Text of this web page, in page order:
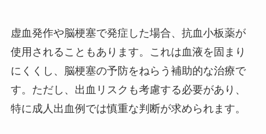
虚血発作や脳梗塞で発症した場合、抗血小板薬が
使用されることもあります。これは血液を固まり
にくくし、脳梗塞の予防をねらう補助的な治療で
す。ただし、出血リスクも考慮する必要があり、
特に成人出血例では慎重な判断が求められます。